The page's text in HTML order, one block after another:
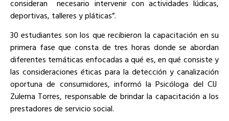
consideran
necesario intervenir con actividades lúdicas,
deportivas, talleres y pláticas”.
30 estudiantes son los que recibieron la capacitación en su
primera fase que consta de tres horas donde se abordan
diferentes temáticas enfocadas a qué es, en qué consiste y
las consideraciones éticas para la detección y canalización
oportuna de consumidores, informó la Psicóloga del CIJ
Zulema Torres, responsable de brindar la capacitación a los
prestadores de servicio social.